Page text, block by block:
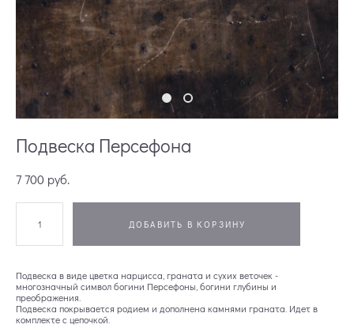
Подвеска Персефона
7 700 pуб.
ДОБАВИТЬ В КОРЗИНУ
Подвеска в виде цветка нарцисса, граната и сухих веточек -
многозначный символ богини Персефоны, богини глубины и
преображения.
Подвеска покрывается родием и дополнена камнями граната. Идет в
комплекте с цепочкой.